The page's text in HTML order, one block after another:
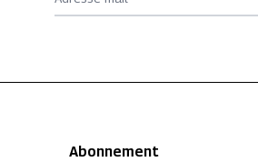
Abonnement